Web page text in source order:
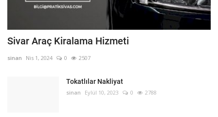
Sivar Araç Kiralama Hizmeti
sinan Nis 1, 2024 0 2507
Tokatlılar Nakliyat
sinan Eylül 10, 2023 0 2788